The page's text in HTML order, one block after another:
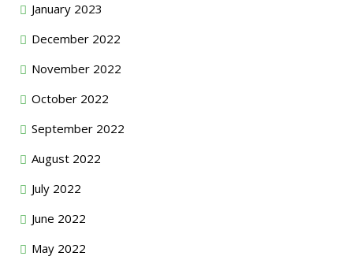
January 2023
December 2022
November 2022
October 2022
September 2022
August 2022
July 2022
June 2022
May 2022